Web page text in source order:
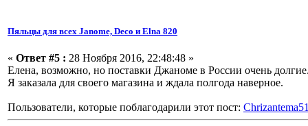
Пяльцы для всех Janome, Deco и Elna 820
« Ответ #5 : 28 Ноября 2016, 22:48:48 »
Елена, возможно, но поставки Джаноме в России очень
Я заказала для своего магазина и ждала полгода наверное.
Пользователи, которые поблагодарили этот пост: